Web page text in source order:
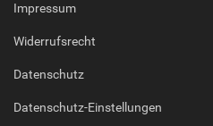
Impressum
Widerrufsrecht
Datenschutz
Datenschutz-Einstellungen